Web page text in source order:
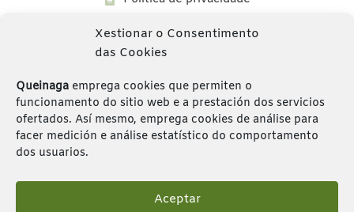
Xestionar o Consentimento
das Cookies
Queinaga emprega cookies que permiten o
funcionamento do sitio web e a prestación dos servicios
ofertados. Así mesmo, emprega cookies de análise para
facer medición e análise estatístico do comportamento
dos usuarios.
Aceptar
Fondos Públicos
Empresa certificada polo Consello Regulador de
Agricultura Ecolóxica de Galicia (CRAEGA)